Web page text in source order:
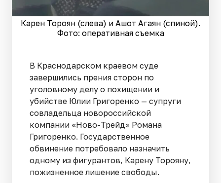
Карен Тороян (слева) и Ашот Агаян (спиной).
Фото: оперативная съемка
В Краснодарском краевом суде
завершились прения сторон по
уголовному делу о похищении и
убийстве Юлии Григоренко — супруги
совладельца новороссийской
компании «Ново-Трейд» Романа
Григоренко. Государственное
обвинение потребовало назначить
одному из фигурантов, Карену Торояну,
пожизненное лишение свободы.